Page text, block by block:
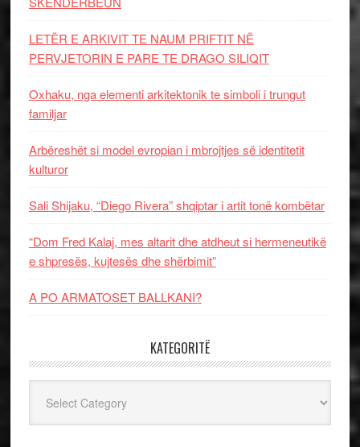
LETËR E ARKIVIT TE NAUM PRIFTIT NË
PERVJETORIN E PARE TE DRAGO SILIQIT
Oxhaku, nga elementi arkitektonik te simboli i trungut
familjar
Arbëreshët si model evropian i mbrojtjes së identitetit
kulturor
Sali Shijaku, “Diego Rivera” shqiptar i artit tonë kombëtar
“Dom Fred Kalaj, mes altarit dhe atdheut si hermeneutikë
e shpresës, kujtesës dhe shërbimit”
A PO ARMATOSET BALLKANI?
KATEGORITË